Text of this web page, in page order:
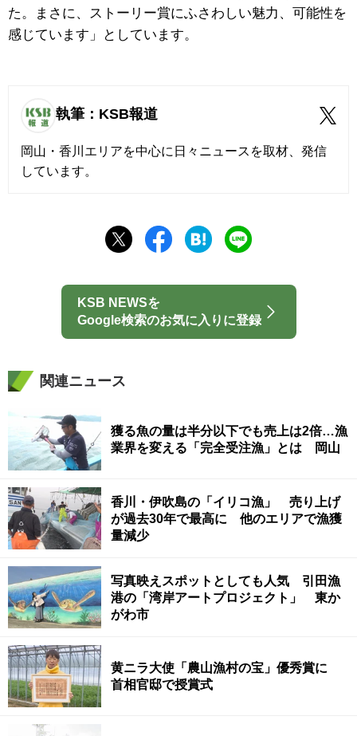
た。まさに、ストーリー賞にふさわしい魅力、可能性を
感じています」としています。
執筆：KSB報道
岡山・香川エリアを中心に日々ニュースを取材、発信
しています。
KSB NEWSを
Google検索のお気に入りに登録
関連ニュース
獲る魚の量は半分以下でも売上は2倍…漁
業界を変える「完全受注漁」とは 岡山
香川・伊吹島の「イリコ漁」 売り上げ
が過去30年で最高に 他のエリアで漁獲
量減少
写真映えスポットとしても人気 引田漁
港の「湾岸アートプロジェクト」 東か
がわ市
黄ニラ大使「農山漁村の宝」優秀賞に
首相官邸で授賞式